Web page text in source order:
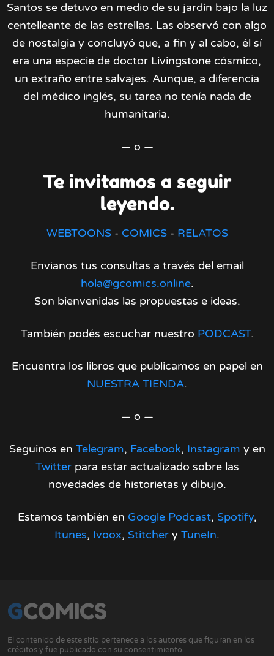
Santos se detuvo en medio de su jardín bajo la luz
centelleante de las estrellas. Las observó con algo
de nostalgia y concluyó que, a fin y al cabo, él sí
era una especie de doctor Livingstone cósmico,
un extraño entre salvajes. Aunque, a diferencia
del médico inglés, su tarea no tenía nada de
humanitaria.
— o —
Te invitamos a seguir
leyendo.
WEBTOONS- COMICS- RELATOS
Envianos tus consultas a través del email
hola@gcomics.online.
Son bienvenidas las propuestas e ideas.
También podés escuchar nuestro PODCAST.
Encuentra los libros que publicamos en papel en
NUESTRA TIENDA.
— o —
Seguinos en Telegram, Facebook, Instagram y en
Twitterpara estar actualizado sobre las
novedades de historietas y dibujo.
Estamos también en Google Podcast, Spotify,
Itunes, Ivoox, Stitcher y TuneIn.
GCOMICS
El contenido de este sitio pertenece a los autores que figuran en los
créditos y fue publicado con su consentimiento.